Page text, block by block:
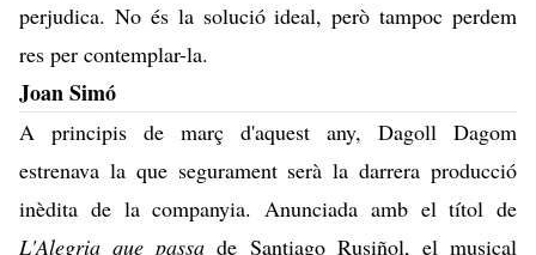
perjudica. No és la solució ideal, però tampoc perdem
res per contemplar-la.
Joan Simó
A principis de març d'aquest any, Dagoll Dagom
estrenava la que segurament serà la darrera producció
inèdita de la companyia. Anunciada amb el títol de
L'Alegria que passa de Santiago Rusiñol, el musical